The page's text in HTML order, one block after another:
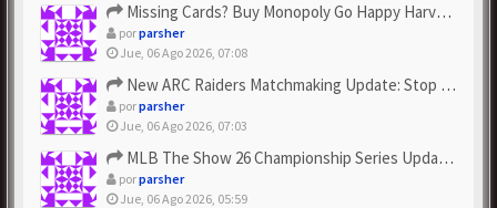
Missing Cards? Buy Monopoly Go Happy Harvest with Looney Tun...
porparsher
Jue, 06 Ago 2026, 07:08
New ARC Raiders Matchmaking Update: Stop Failed - Grab Bluep...
porparsher
Jue, 06 Ago 2026, 07:03
MLB The Show 26 Championship Series Update! Get Cheap & ...
porparsher
Jue, 06 Ago 2026, 05:59